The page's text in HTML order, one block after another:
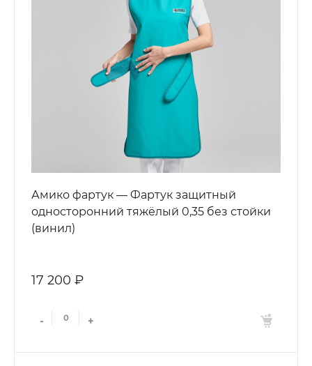
Амико фартук — Фартук защитный
односторонний тяжёлый 0,35 без стойки
(винил)
17 200 ₽
- +